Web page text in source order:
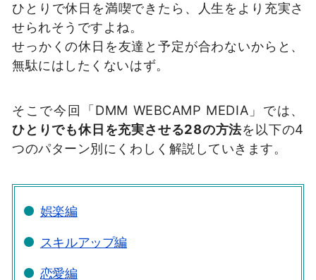
ひとりで休日を満喫できたら、人生をより充実さ
せられそうですよね。
せっかくの休日を友達と予定が合わないからと、
無駄にはしたくないはず。
そこで今回「DMM WEBCAMP MEDIA」では、
ひとりでも休日を充実させる28の方法を以下の4
つのパターン別にくわしく解説していきます。
娯楽編
スキルアップ編
恋愛編